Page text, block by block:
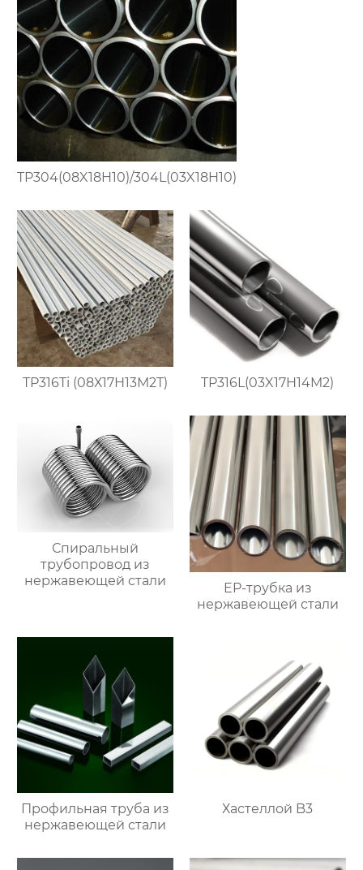
TP304(08X18H10)/304L(03X18H10)
TP316Ti (08Х17Н13М2Т) TP316L(03X17H14M2)
Спиральный
трубопровод из
нержавеющей стали
EP-трубка из
нержавеющей стали
Профильная труба из
нержавеющей стали
Хастеллой B3